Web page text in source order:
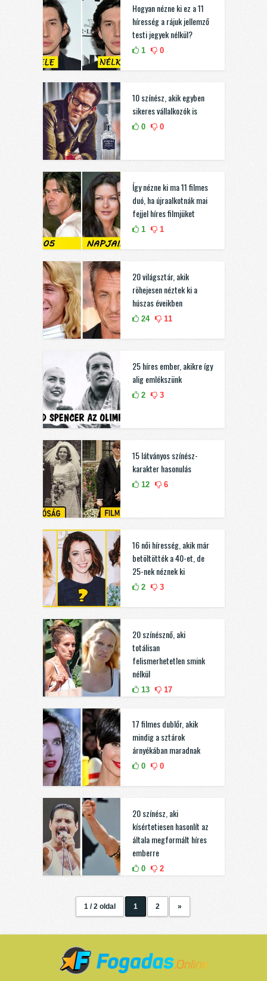
Hogyan nézne ki ez a 11
híresség a rájuk jellemző
testi jegyek nélkül?
1 0
10 színész, akik egyben
sikeres vállalkozók is
0 0
Így nézne ki ma 11 filmes
duó, ha újraalkotnák mai
fejjel híres filmjüket
1 1
20 világsztár, akik
röhejesen néztek ki a
húszas éveikben
24 11
25 híres ember, akikre így
alig emlékszünk
2 3
15 látványos színész-
karakter hasonulás
12 6
16 női híresség, akik már
betöltötték a 40-et, de
25-nek néznek ki
2 3
20 színésznő, aki
totálisan
felismerhetetlen smink
nélkül
13 17
17 filmes dublőr, akik
mindig a sztárok
árnyékában maradnak
0 0
20 színész, aki
kísértetiesen hasonlít az
általa megformált híres
emberre
0 2
1 / 2 oldal 1 2 »